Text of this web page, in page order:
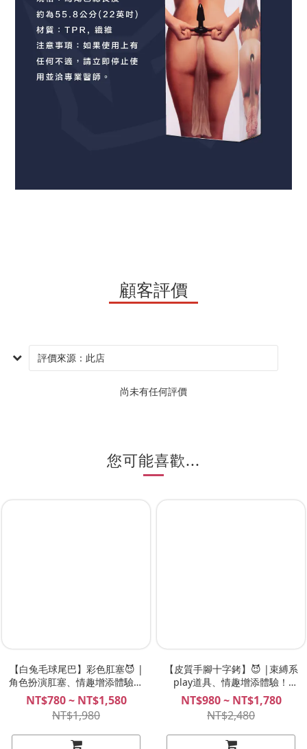
顧客評價
尚未有任何評價
您可能喜歡...
【白兔毛球尾巴】彩色肛塞😈 |
角色扮演肛塞、情趣增添體驗！
SPREE
NT$780 ~ NT$1,580
NT$1,980
【皮質手腳十字銬】😈 |束縛系
play道具、情趣增添體驗！
SPREE
NT$980 ~ NT$1,780
NT$2,480